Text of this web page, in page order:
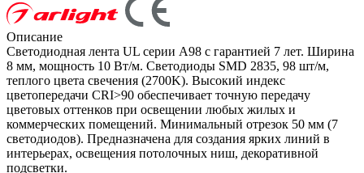
Описание
Светодиодная лента UL серии A98 с гарантией 7 лет. Ширина
8 мм, мощность 10 Вт/м. Светодиоды SMD 2835, 98 шт/м,
теплого цвета свечения (2700K). Высокий индекс
цветопередачи CRI>90 обеспечивает точную передачу
цветовых оттенков при освещении любых жилых и
коммерческих помещений. Минимальный отрезок 50 мм (7
светодиодов). Предназначена для создания ярких линий в
интерьерах, освещения потолочных ниш, декоративной
подсветки.